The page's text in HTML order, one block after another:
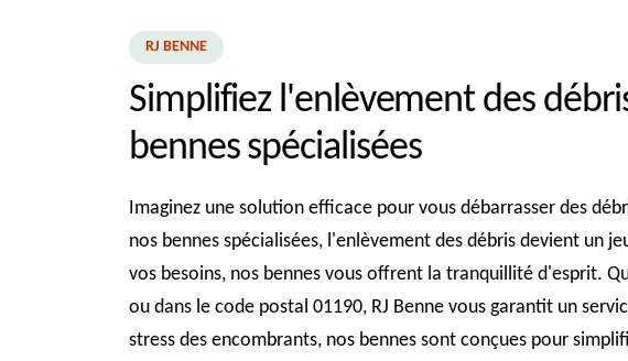
RJ BENNE
Simplifiez l'enlèvement des
bennes spécialisées
Imaginez une solution efficace pour vous débarrasser des
nos bennes spécialisées, l'enlèvement des débris devient un
vos besoins, nos bennes vous offrent la tranquillité d'esprit.
ou dans le code postal 01190, RJ Benne vous garantit un
stress des encombrants, nos bennes sont conçues pour